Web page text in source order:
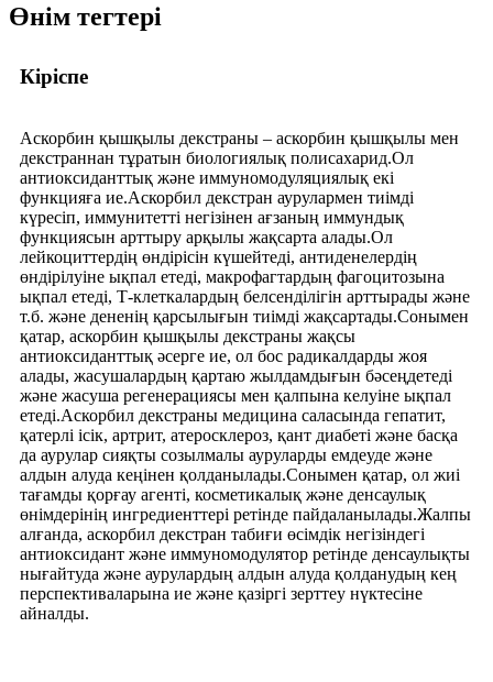
Өнім тегтері
Кіріспе
Аскорбин қышқылы декстраны – аскорбин қышқылы мен
декстраннан тұратын биологиялық полисахарид.Ол
антиоксиданттық және иммуномодуляциялық екі
функцияға ие.Аскорбил декстран аурулармен тиімді
күресіп, иммунитетті негізінен ағзаның иммундық
функциясын арттыру арқылы жақсарта алады.Ол
лейкоциттердің өндірісін күшейтеді, антиденелердің
өндірілуіне ықпал етеді, макрофагтардың фагоцитозына
ықпал етеді, Т-клеткалардың белсенділігін арттырады және
т.б. және дененің қарсылығын тиімді жақсартады.Сонымен
қатар, аскорбин қышқылы декстраны жақсы
антиоксиданттық әсерге ие, ол бос радикалдарды жоя
алады, жасушалардың қартаю жылдамдығын бәсеңдетеді
және жасуша регенерациясы мен қалпына келуіне ықпал
етеді.Аскорбил декстраны медицина саласында гепатит,
қатерлі ісік, артрит, атеросклероз, қант диабеті және басқа
да аурулар сияқты созылмалы ауруларды емдеуде және
алдын алуда кеңінен қолданылады.Сонымен қатар, ол жиі
тағамды қорғау агенті, косметикалық және денсаулық
өнімдерінің ингредиенттері ретінде пайдаланылады.Жалпы
алғанда, аскорбил декстран табиғи өсімдік негізіндегі
антиоксидант және иммуномодулятор ретінде денсаулықты
нығайтуда және аурулардың алдын алуда қолданудың кең
перспективаларына ие және қазіргі зерттеу нүктесіне
айналды.